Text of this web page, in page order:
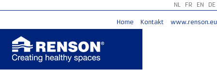
NL FR EN DE
Home Kontakt www.renson.eu